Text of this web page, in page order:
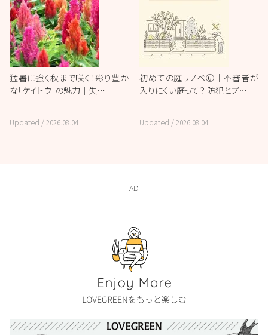
猛暑に強く秋まで咲く！彩り豊か
な「ケイトウ」の魅力｜失…
Updated /2026.08.04
初めての庭リノベ⑥｜不審者が
入りにくい庭って？ 防犯とプ…
Updated /2026.08.04